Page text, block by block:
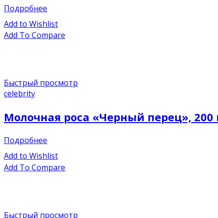
Подробнее
Add to Wishlist
Add To Compare
Быстрый просмотр
celebrity
Молочная роса «Черный перец», 200
Подробнее
Add to Wishlist
Add To Compare
Быстрый просмотр